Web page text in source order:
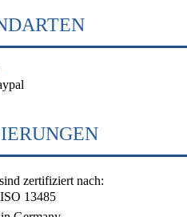
zertifiziert nach: